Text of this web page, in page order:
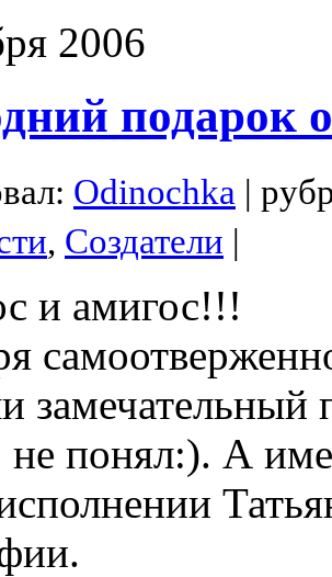
2006
подарок
Odinochka |
, Создатели |
и амигос!!!
не понял:). А